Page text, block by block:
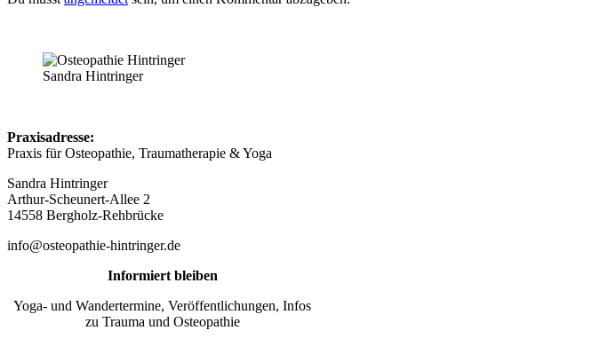
Sandra Hintringer
Praxisadresse:
Praxis für Osteopathie, Traumatherapie & Yoga
Sandra Hintringer
Arthur-Scheunert-Allee 2
14558 Bergholz-Rehbrücke
info@osteopathie-hintringer.de
Informiert bleiben
Yoga- und Wandertermine, Veröffentlichungen, Infos
zu Trauma und Osteopathie